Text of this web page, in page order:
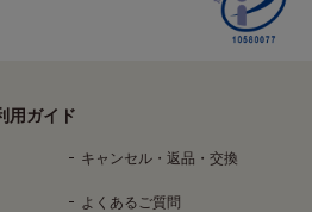
用ガイド
キャンセル・返品・交換
よくあるご質問